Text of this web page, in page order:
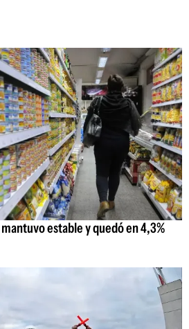
estable y quedó en 4,3%